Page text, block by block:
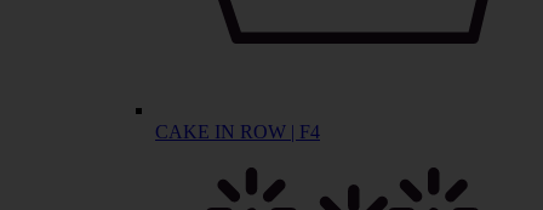
CAKE IN ROW | F4